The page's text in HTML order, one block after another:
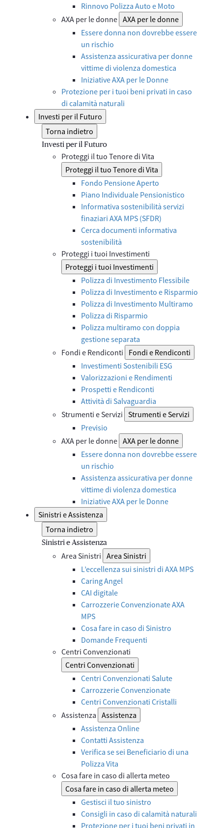
Rinnovo Polizza Auto e Moto
AXA per le donne AXA per le donne
Essere donna non dovrebbe essere
un rischio
Assistenza assicurativa per donne
vittime di violenza domestica
Iniziative AXA per le Donne
Protezione per i tuoi beni privati in caso
di calamità naturali
Investi per il Futuro
Torna indietro
Investi per il Futuro
Proteggi il tuo Tenore di Vita
Proteggi il tuo Tenore di Vita
Fondo Pensione Aperto
Piano Individuale Pensionistico
Informativa sostenibilità servizi
finaziari AXA MPS (SFDR)
Cerca documenti informativa
sostenibilità
Proteggi i tuoi Investimenti
Proteggi i tuoi Investimenti
Polizza di Investimento Flessibile
Polizza di Investimento e Risparmio
Polizza di Investimento Multiramo
Polizza di Risparmio
Polizza multiramo con doppia
gestione separata
Fondi e Rendiconti
Fondi e Rendiconti
Investimenti Sostenibili ESG
Valorizzazioni e Rendimenti
Prospetti e Rendiconti
Attività di Salvaguardia
Strumenti e Servizi Strumenti e Servizi
Previsio
AXA per le donne AXA per le donne
Essere donna non dovrebbe essere
un rischio
Assistenza assicurativa per donne
vittime di violenza domestica
Iniziative AXA per le Donne
Sinistri e Assistenza
Torna indietro
Sinistri e Assistenza
Area Sinistri Area Sinistri
L’eccellenza sui sinistri di AXA MPS
Caring Angel
CAI digitale
Carrozzerie Convenzionate AXA
MPS
Cosa fare in caso di Sinistro
Domande Frequenti
Centri Convenzionati
Centri Convenzionati
Centri Convenzionati Salute
Carrozzerie Convenzionate
Centri Convenzionati Cristalli
Assistenza Assistenza
Assistenza Online
Contatti Assistenza
Verifica se sei Beneficiario di una
Polizza Vita
Cosa fare in caso di allerta meteo
Cosa fare in caso di allerta meteo
Gestisci il tuo sinistro
Consigli in caso di calamità naturali
Protezione per i tuoi beni privati in